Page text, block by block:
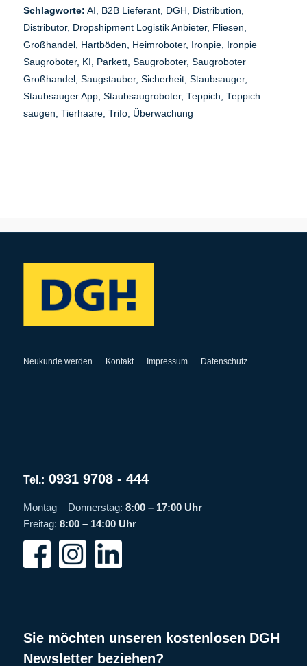
Schlagworte: AI B2B Lieferant, DGH Distribution
Distributor, Dropshipment Logistik Anbieter, Fliesen
Großhandel, Hartböden Heimroboter, Ironpie, Ironpie
Saugroboter, KI Parkett, Saugroboter, Saugroboter
Großhandel, Saugstauber, Sicherheit, Staubsauger,
Staubsauger App, Staubsaugroboter, Teppich Teppich
saugen Tierhaare, Trifo, Überwachung
Neukunde werden Kontakt Impressum Datenschutz
Tel.: 0931 9708 - 444
Montag – Donnerstag: 8:00 – 17:00 Uhr
Freitag: 8:00 – 14:00 Uhr
Sie möchten unseren kostenlosen DGH
Newsletter beziehen?